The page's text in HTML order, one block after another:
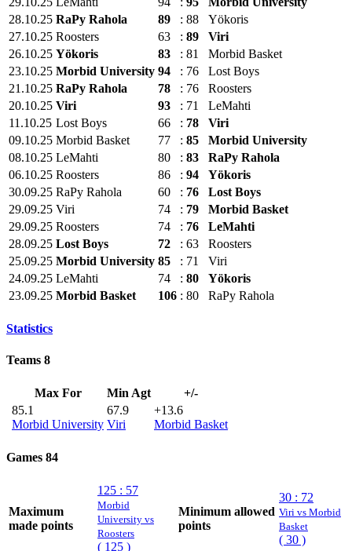
28.10.25 RaPy Rahola 89 : 88
Yökoris
27.10.25 Roosters 63 : 89
Viri
26.10.25 Yökoris 83 : 81
Morbid Basket
23.10.25 Morbid University 94 : 76
Lost Boys
21.10.25 RaPy Rahola 78 : 76
Roosters
20.10.25 Viri 93 : 71
LeMahti
11.10.25 Lost Boys 66 : 78
Viri
09.10.25 Morbid Basket 77 : 85
Morbid University
08.10.25 LeMahti 80 : 83
RaPy Rahola
06.10.25 Roosters 86 : 94
Yökoris
30.09.25 RaPy Rahola 60 : 76
Lost Boys
29.09.25 Viri 74 : 79
Morbid Basket
29.09.25 Roosters 74 : 76
LeMahti
28.09.25 Lost Boys 72 : 63
Roosters
25.09.25 Morbid University 85 : 71
Viri
24.09.25 LeMahti 74 : 80
Yökoris
23.09.25 Morbid Basket 106 : 80 RaPy Rahola
Statistics
Teams 8
Max For Min Agt
+/-
85.1
Morbid University
67.9
Viri
+13.6
Morbid Basket
Games 84
Maximum
made points
125 : 57
Morbid
University vs
Roosters
( 125 )
Minimum allowed
points
30 : 72
Viri vs Morbid
Basket
( 30 )